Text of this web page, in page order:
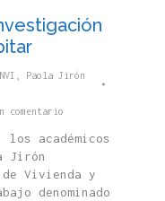
Paola Jirón
comentario
académicos
Jirón
Vivienda y
denominado